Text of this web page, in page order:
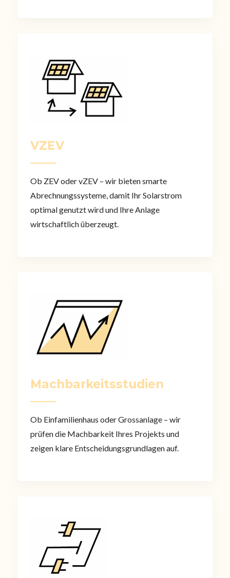
VZEV
Ob ZEV oder vZEV – wir bieten smarte
Abrechnungssysteme, damit Ihr Solarstrom
optimal genutzt wird und Ihre Anlage
wirtschaftlich überzeugt.
Machbarkeitsstudien
Ob Einfamilienhaus oder Grossanlage – wir
prüfen die Machbarkeit Ihres Projekts und
zeigen klare Entscheidungsgrundlagen auf.